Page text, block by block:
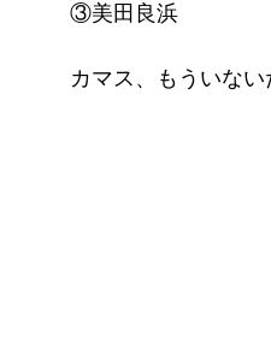
③美田良浜
カマス、もういな